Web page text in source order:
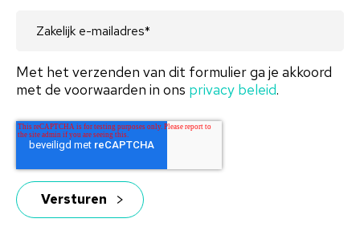
Met het verzenden van dit formulier ga je akkoord
met de voorwaarden in ons privacy beleid.